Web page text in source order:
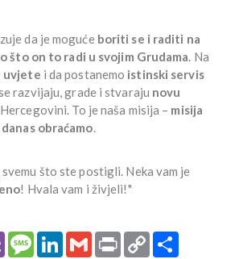
da je moguće boriti se i raditi na
što on to radi u svojim Grudama. Na
uvjete i da postanemo istinski servis
razvijaju, grade i stvaraju novu
To je naša misija – misija
obraćamo.
svemu što ste postigli. Neka vam je
! Hvala vam i živjeli!"
Viber MessageLinkedInGmail Print Copy
Link